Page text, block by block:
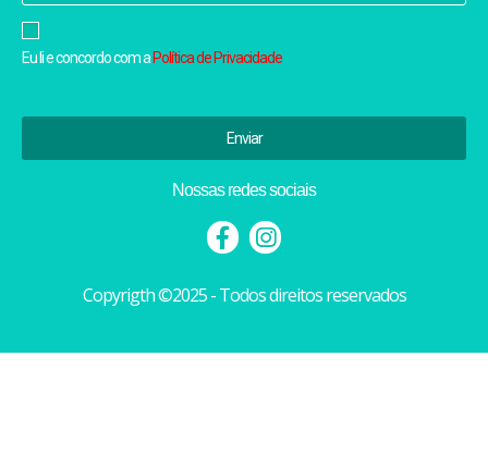
Eu li e concordo com aPolítica de Privacidade
Enviar
Nossas redes sociais
Copyrigth ©2025 - Todos direitos reservados